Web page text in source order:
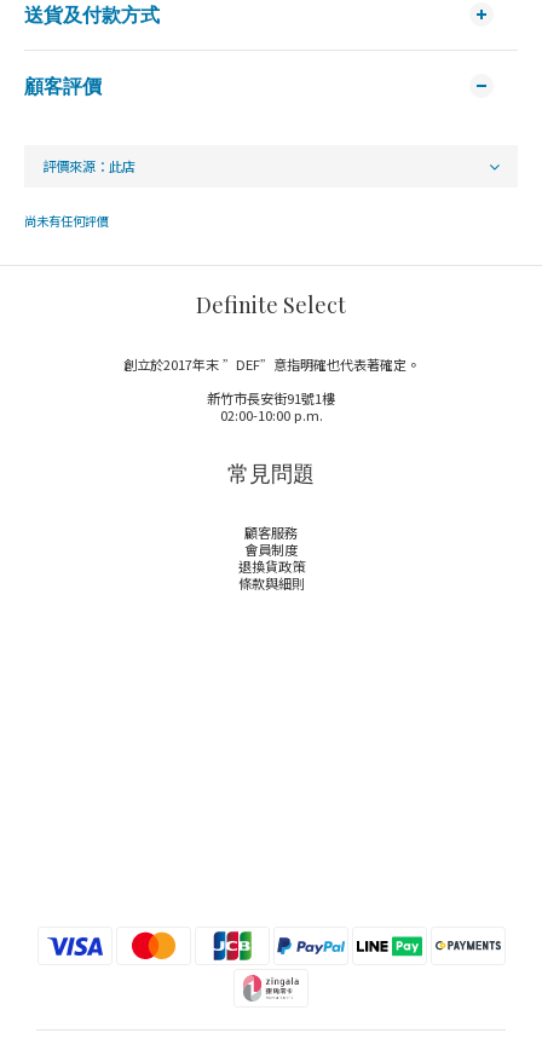
送貨及付款方式
顧客評價
尚未有任何評價
Definite Select
創立於2017年末 ”DEF”意指明確也代表著確定。
新竹市長安街91號1樓
02:00-10:00 p.m.
常見問題
顧客服務
會員制度
退換貨政策
條款與細則